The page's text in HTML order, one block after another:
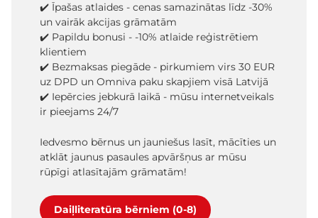
✔️ Īpašas atlaides - cenas samazinātas līdz -30%
un vairāk akcijas grāmatām
✔️ Papildu bonusi - -10% atlaide reģistrētiem
klientiem
✔️ Bezmaksas piegāde - pirkumiem virs 30 EUR
uz DPD un Omniva paku skapjiem visā Latvijā
✔️ Iepērcies jebkurā laikā - mūsu internetveikals
ir pieejams 24/7
Iedvesmo bērnus un jauniešus lasīt, mācīties un
atklāt jaunus pasaules apvāršņus ar mūsu
rūpīgi atlasītajām grāmatām!
Daiļliteratūra bērniem (0-8)